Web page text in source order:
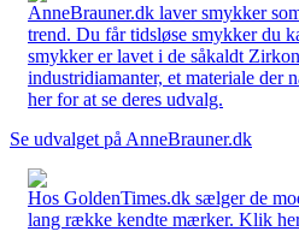
AnneBrauner.dk laver smykker
trend. Du får tidsløse smykker du
smykker er lavet i de såkaldt
industridiamanter, et materiale
her for at se deres udvalg.
Se udvalget på AnneBrauner.dk
Hos GoldenTimes.dk sælger de
lang række kendte mærker. Klik